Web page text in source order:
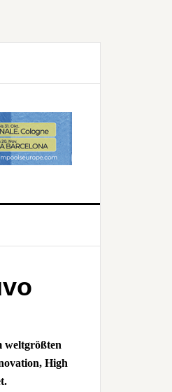
weltgrößten
High